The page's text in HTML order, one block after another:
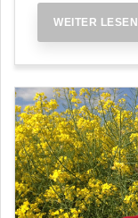
WEITER LESEN